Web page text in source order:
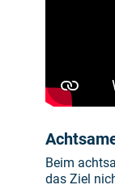
Beim
das Ziel